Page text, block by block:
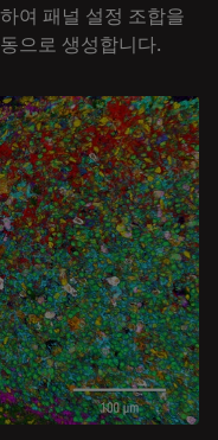
여 패널 설정 조합을
으로 생성합니다.